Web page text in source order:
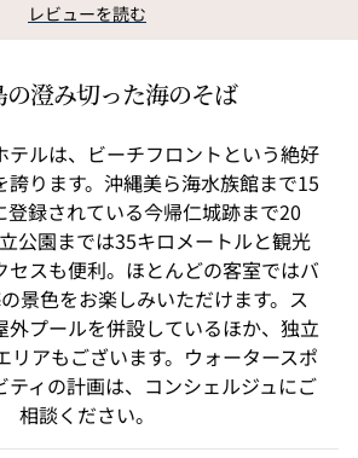
レビューを読む
澄み切った海のそば
テルは、ビーチフロントという絶好
誇ります。沖縄美ら海水族館まで15
登録されている今帰仁城跡まで20
公園までは35キロメートルと観光
セスも便利。ほとんどの客室ではバ
景色をお楽しみいただけます。ス
外プールを併設しているほか、独立
リアもございます。ウォータースポ
ティの計画は、コンシェルジュにご
相談ください。